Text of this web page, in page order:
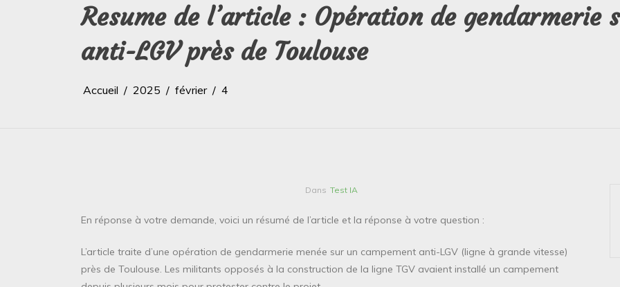
Resume de l’article : Opération de gendarmerie
anti-LGV près de Toulouse
Accueil 2025 février 4
Dans Test IA
En réponse à votre demande, voici un résumé de l’article et la réponse à votre question :
L’article traite d’une opération de gendarmerie menée sur un campement anti-LGV (ligne à grande vitesse)
près de Toulouse. Les militants opposés à la construction de la ligne TGV avaient installé un campement